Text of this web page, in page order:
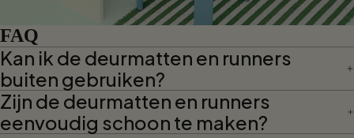
FAQ
Kan ik de deurmatten en runners
buiten gebruiken?
Zijn de deurmatten en runners
eenvoudig schoon te maken?